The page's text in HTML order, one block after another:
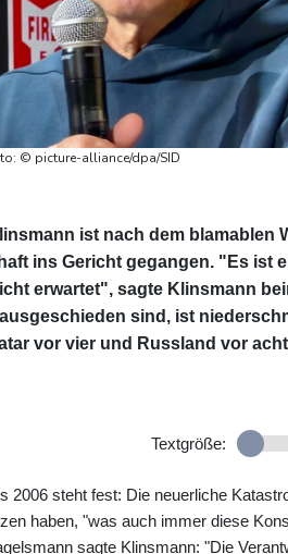
© picture-alliance/dpa/SID
ist nach dem blamablen
ins Gericht gegangen. "Es ist
erwartet", sagte Klinsmann
sind, ist
vor vier und Russland vor
Textgröße:
2006 steht fest: Die neuerliche
haben, "was auch immer diese
sagte Klinsmann: "Die